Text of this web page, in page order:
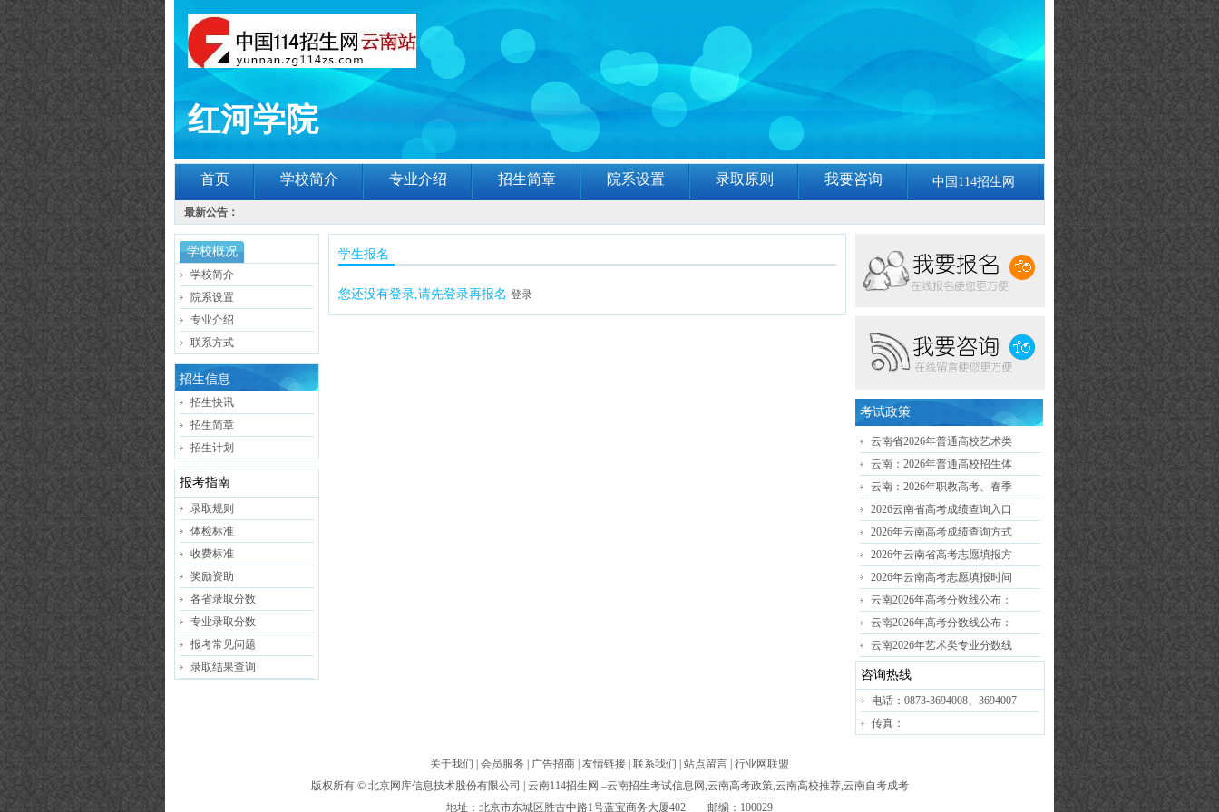
红河学院
首页 学校简介 专业介绍 招生简章 院系设置 录取原则 我要咨询 中国114招生网
最新公告：
学校概况
学校简介
院系设置
专业介绍
联系方式
招生信息
招生快讯
招生简章
招生计划
报考指南
录取规则
体检标准
收费标准
奖励资助
各省录取分数
专业录取分数
报考常见问题
录取结果查询
学生报名
您还没有登录,请先登录再报名 登录
考试政策
云南省2026年普通高校艺术类
云南：2026年普通高校招生体
云南：2026年职教高考、春季
2026云南省高考成绩查询入口
2026年云南高考成绩查询方式
2026年云南省高考志愿填报方
2026年云南高考志愿填报时间
云南2026年高考分数线公布：
云南2026年高考分数线公布：
云南2026年艺术类专业分数线
咨询热线
电话：0873-3694008、3694007
传真：
关于我们 会员服务 广告招商 友情链接 联系我们 站点留言 行业网联盟
版权所有 © 北京网库信息技术股份有限公司
| 云南114招生网 –云南招生考试信息网,云南高考政策,云南高校推荐,云南自考成考
地址：北京市东城区胜古中路1号蓝宝商务大厦402 邮编：100029